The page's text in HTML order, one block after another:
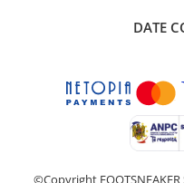
DATE
©Copyright FOOTSNEAKER